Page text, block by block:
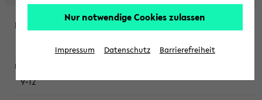
9-12
Nur notwendige Cookies zulassen
Impressum Datenschutz Barrierefreiheit